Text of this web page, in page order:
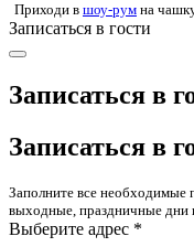
Приходи в шоу-рум на
Записаться в гости
Записаться в
Записаться в
Заполните все необходимые
выходные, праздничные дни
Выберите адрес *